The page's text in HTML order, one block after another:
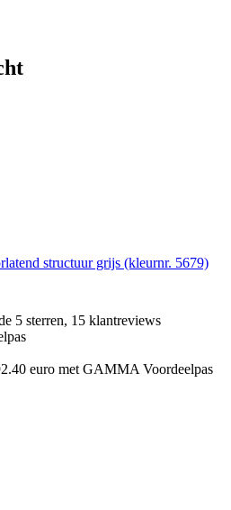
structuur grijs (kleurnr. 5679)
5 sterren, 15 klantreviews
euro met GAMMA Voordeelpas